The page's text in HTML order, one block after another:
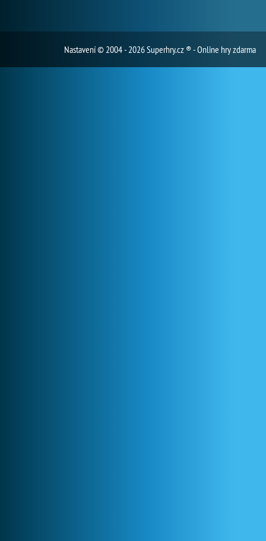
Nastavení© 2004 - 2026 Superhry.cz ® - Online hry zdarma